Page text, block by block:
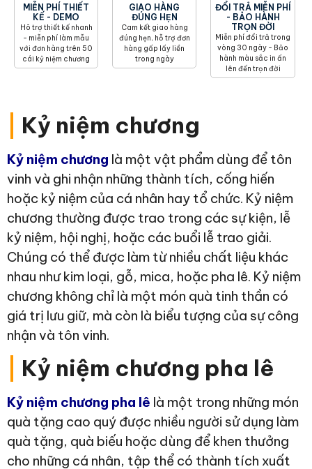
MIỄN PHÍ THIẾT
KẾ - DEMO
Hõ trợ thiết kế nhanh
- miễn phí làm mẫu
với đơn hàng trên 50
cái kỷ niệm chương
GIAO HÀNG
ĐÚNG HẸN
Cam kết giao hàng
đúng hẹn, hỗ trợ đơn
hàng gấp lấy liền
trong ngày
ĐỔI TRẢ MIỄN PHÍ
- BẢO HÀNH
TRỌN ĐỜI
Miễn phí đổi trả trong
vòng 30 ngày - Bảo
hành màu sắc in ấn
lên đến trọn đời
Kỷ niệm chương
Kỷ niệm chương là một vật phẩm dùng để tôn
vinh và ghi nhận những thành tích, cống hiến
hoặc kỷ niệm của cá nhân hay tổ chức. Kỷ niệm
chương thường được trao trong các sự kiện, lễ
kỷ niệm, hội nghị, hoặc các buổi lễ trao giải.
Chúng có thể được làm từ nhiều chất liệu khác
nhau như kim loại, gỗ, mica, hoặc pha lê. Kỷ niệm
chương không chỉ là một món quà tinh thần có
giá trị lưu giữ, mà còn là biểu tượng của sự công
nhận và tôn vinh.
Kỷ niệm chương pha lê
Kỷ niệm chương pha lê là một trong những món
quà tặng cao quý được nhiều người sử dụng làm
quà tặng, quà biếu hoặc dùng để khen thưởng
cho những cá nhân, tập thể có thành tích xuất